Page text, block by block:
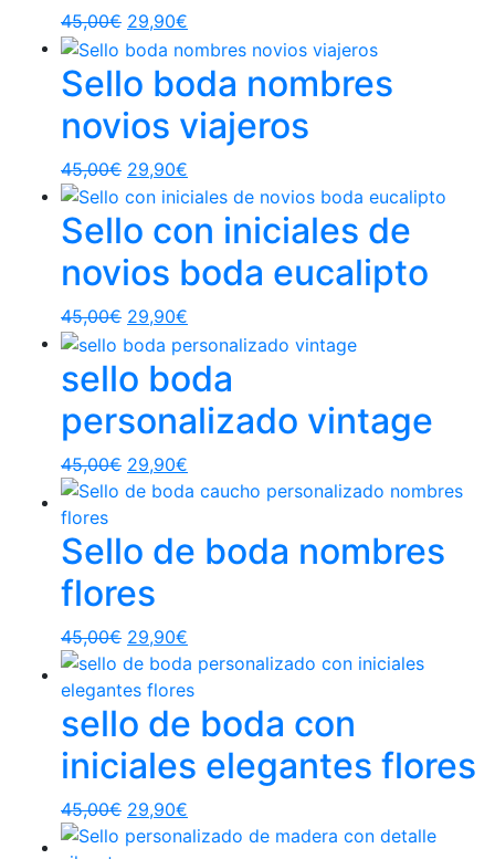
45,00€ 29,90€
Sello boda nombres
novios viajeros
45,00€ 29,90€
Sello con iniciales de
novios boda eucalipto
45,00€ 29,90€
sello boda
personalizado vintage
45,00€ 29,90€
Sello de boda nombres
flores
45,00€ 29,90€
sello de boda con
iniciales elegantes flores
45,00€ 29,90€